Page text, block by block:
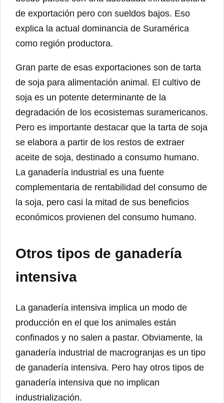
de exportación pero con sueldos bajos. Eso
explica la actual dominancia de Suramérica
como región productora.
Gran parte de esas exportaciones son de tarta
de soja para alimentación animal. El cultivo de
soja es un potente determinante de la
degradación de los ecosistemas suramericanos.
Pero es importante destacar que la tarta de soja
se elabora a partir de los restos de extraer
aceite de soja, destinado a consumo humano.
La ganadería industrial es una fuente
complementaria de rentabilidad del consumo de
la soja, pero casi la mitad de sus beneficios
económicos provienen del consumo humano.
Otros tipos de ganadería
intensiva
La ganadería intensiva implica un modo de
producción en el que los animales están
confinados y no salen a pastar. Obviamente, la
ganadería industrial de macrogranjas es un tipo
de ganadería intensiva. Pero hay otros tipos de
ganadería intensiva que no implican
industrialización.